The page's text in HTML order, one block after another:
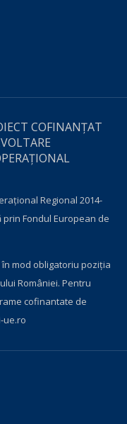
COFINANȚAT
Regional 2014-
Fondul European de
mod obligatoriu poziţia
României. Pentru
cofinantate de
ue.ro